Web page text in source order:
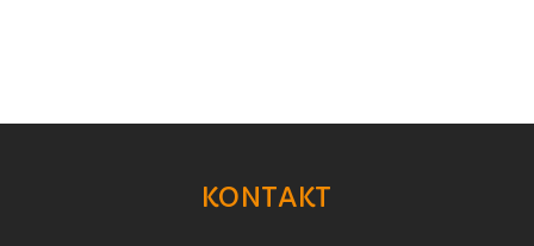
KONTAKT